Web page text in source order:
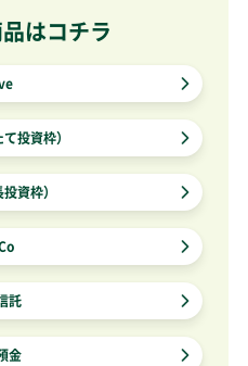
はコチラ
投資枠）
資枠）
託
金